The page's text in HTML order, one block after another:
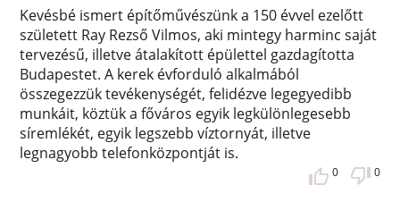
Kevésbé ismert építőművészünk a 150 évvel ezelőtt
született Ray Rezső Vilmos, aki mintegy harminc saját
tervezésű, illetve átalakított épülettel gazdagította
Budapestet. A kerek évforduló alkalmából
összegezzük tevékenységét, felidézve legegyedibb
munkáit, köztük a főváros egyik legkülönlegesebb
síremlékét, egyik legszebb víztornyát, illetve
legnagyobb telefonközpontját is.
0 0